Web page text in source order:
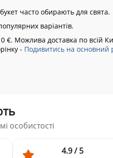
часто обирають для свята.
варіантів.
Можлива доставка по всій
- Подивитись на основний
особистості
4.9 / 5